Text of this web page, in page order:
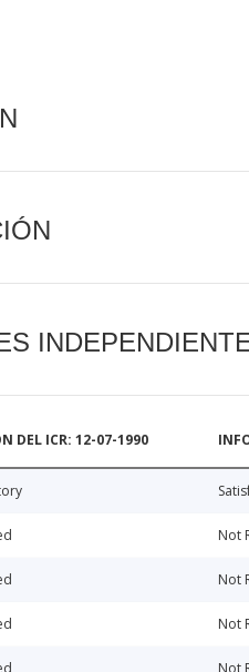
DEL ICR: 12-07-1990
Not
Not
Not